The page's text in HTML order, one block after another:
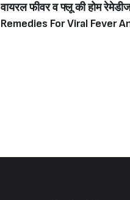
वायरल फीवर व फ्लू की होम
Remedies For Viral Fever